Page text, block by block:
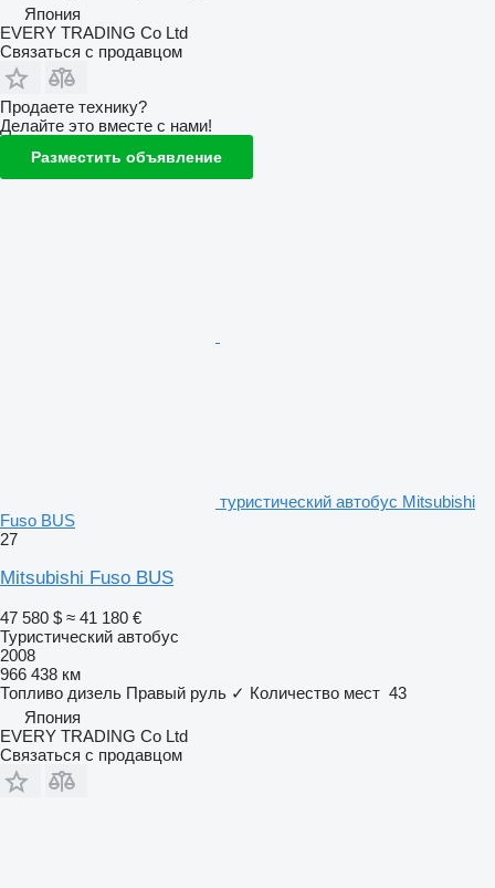
Япония
EVERY TRADING Co Ltd
Связаться с продавцом
Продаете технику?
Делайте это вместе с нами!
Разместить объявление
туристический автобус Mitsubishi
Fuso BUS
27
Mitsubishi Fuso BUS
47 580 $ ≈ 41 180 €
Туристический автобус
2008
966 438 км
Топливо дизель Правый руль ✓ Количество мест 43
Япония
EVERY TRADING Co Ltd
Связаться с продавцом